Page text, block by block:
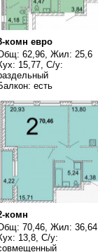
комн евро
62,96, Жил: 25,6
15,77, С/у:
есть
комн
70,46, Жил: 36,64
13,8, С/у: